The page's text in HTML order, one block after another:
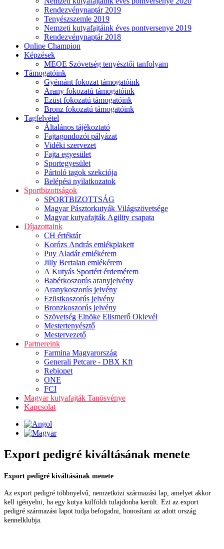
Rendezvénynaptár 2019
Tenyészszemle 2019
Nemzeti kutyafajtáink éves pontversenye 2019
Rendezvénynaptár 2018
Online Champion
Képzések
MEOE Szövetség tenyésztői tanfolyam
Támogatóink
Gyémánt fokozat támogatóink
Arany fokozatú támogatóink
Ezüst fokozatú támogatóink
Bronz fokozatú támogatóink
Tagfelvétel
Általános tájékoztató
Fajtagondozói pályázat
Vidéki szervezet
Fajta egyesület
Sportegyesület
Pártoló tagok szekciója
Belépési nyilatkozatok
Sportbizottságok
SPORTBIZOTTSÁG
Magyar Pásztorkutyák Világszövetsége
Magyar kutyafajták Agility csapata
Díjazottaink
CH értéktár
Korózs András emlékplakett
Puy Aladár emlékérem
Jilly Bertalan emlékérem
A Kutyás Sportért érdemérem
Babérkoszorús aranyjelvény
Aranykoszorús jelvény
Ezüstkoszorús jelvény
Bronzkoszorús jelvény
Szövetség Elnöke Elismerő Oklevél
Mestertenyésztő
Mestervezető
Partnereink
Farmina Magyarország
Generali Petcare - DBX Kft
Rebiopet
ONE
FCI
Magyar kutyafajták Tanösvénye
Kapcsolat
Export pedigré kiváltásának menete
Export pedigré kiváltásának menete
Az export pedigré többnyelvű, nemzetközi származási lap, amelyet akkor
kell igényelni, ha egy kutya külföldi tulajdonba került. Ezt az export
pedigré származási lapot tudja befogadni, honosítani az adott ország
kennelklubja.